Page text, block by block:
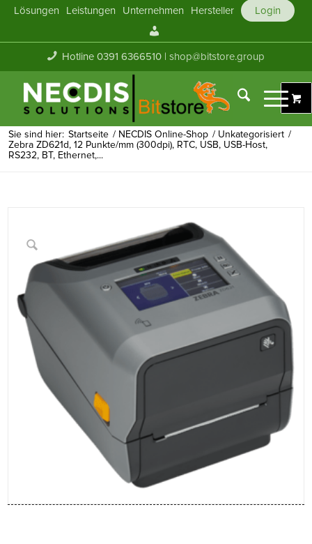
Lösungen Leistungen Unternehmen Hersteller
Login
Konto
Hotline 0391 6366510 |shop@bitstore.group
Sie sind hier: Startseite / NECDIS Online-Shop / Unkategorisiert /
Zebra ZD621d, 12 Punkte/mm (300dpi), RTC, USB, USB-Host,
RS232, BT, Ethernet,...